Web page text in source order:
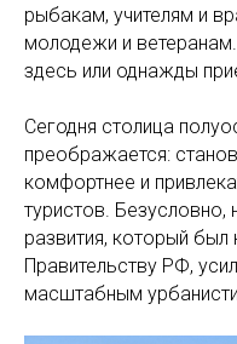
рыбакам, учителям и
молодежи и
здесь или однажды
Сегодня столица
преображается:
комфортнее и
туристов.
развития, который был
Правительству РФ,
масштабным